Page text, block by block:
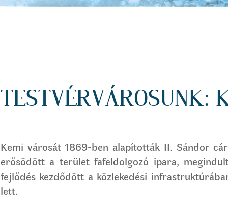
TESTVÉRVÁROSUNK:
​Kemi városát 1869-ben alapították II. Sándor
erősödött a terület fafeldolgozó ipara,
fejlődés kezdődött a közlekedési
lett.